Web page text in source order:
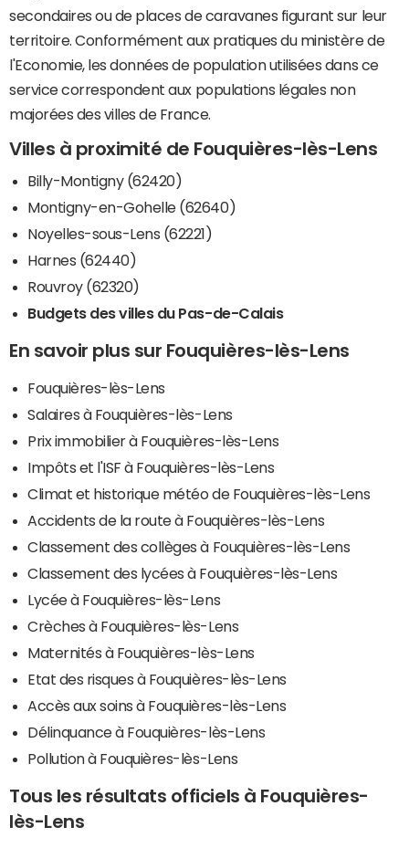
secondaires ou de places de caravanes figurant sur leur
territoire. Conformément aux pratiques du ministère de
l'Economie, les données de population utilisées dans ce
service correspondent aux populations légales non
majorées des villes de France.
Villes à proximité de Fouquières-lès-Lens
Billy-Montigny (62420)
Montigny-en-Gohelle (62640)
Noyelles-sous-Lens (62221)
Harnes (62440)
Rouvroy (62320)
Budgets des villes du Pas-de-Calais
En savoir plus sur Fouquières-lès-Lens
Fouquières-lès-Lens
Salaires à Fouquières-lès-Lens
Prix immobilier à Fouquières-lès-Lens
Impôts et l'ISF à Fouquières-lès-Lens
Climat et historique météo de Fouquières-lès-Lens
Accidents de la route à Fouquières-lès-Lens
Classement des collèges à Fouquières-lès-Lens
Classement des lycées à Fouquières-lès-Lens
Lycée à Fouquières-lès-Lens
Crèches à Fouquières-lès-Lens
Maternités à Fouquières-lès-Lens
Etat des risques à Fouquières-lès-Lens
Accès aux soins à Fouquières-lès-Lens
Délinquance à Fouquières-lès-Lens
Pollution à Fouquières-lès-Lens
Tous les résultats officiels à Fouquières-
lès-Lens